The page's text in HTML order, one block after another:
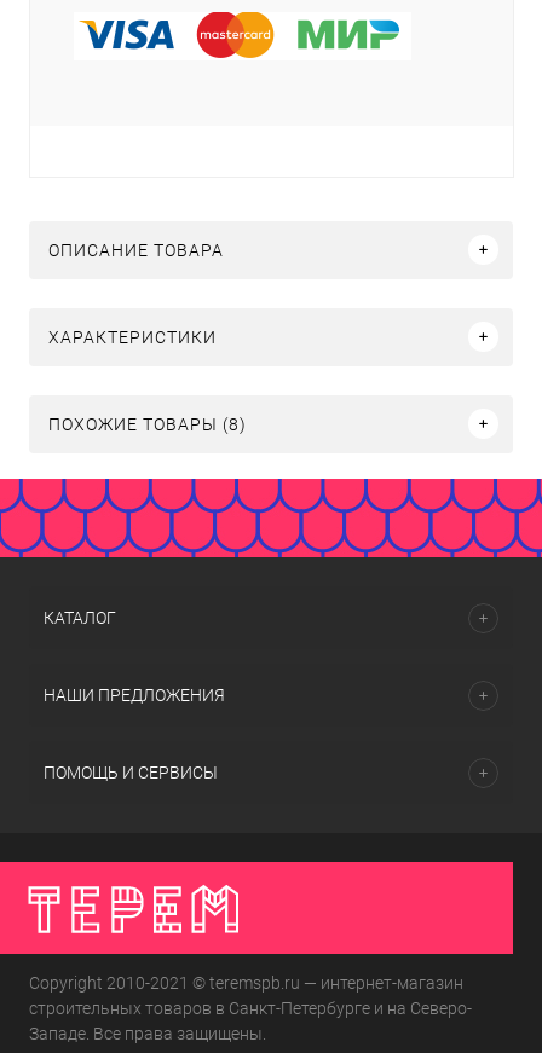
ОПИСАНИЕ ТОВАРА
ХАРАКТЕРИСТИКИ
ПОХОЖИЕ ТОВАРЫ (8)
КАТАЛОГ
НАШИ ПРЕДЛОЖЕНИЯ
ПОМОЩЬ И СЕРВИСЫ
Copyright 2010-2021 © teremspb.ru — интернет-магазин
строительных товаров в Санкт-Петербурге и на Северо-
Западе. Все права защищены.